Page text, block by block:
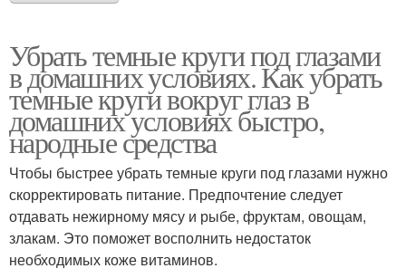
Убрать темные круги под глазами
в домашних условиях. Как убрать
темные круги вокруг глаз в
домашних условиях быстро,
народные средства
Чтобы быстрее убрать темные круги под глазами нужно
скорректировать питание. Предпочтение следует
отдавать нежирному мясу и рыбе, фруктам, овощам,
злакам. Это поможет восполнить недостаток
необходимых коже витаминов.